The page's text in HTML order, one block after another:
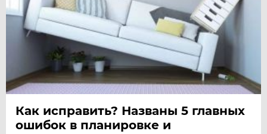
Как исправить? Названы 5 главных
ошибок в планировке и